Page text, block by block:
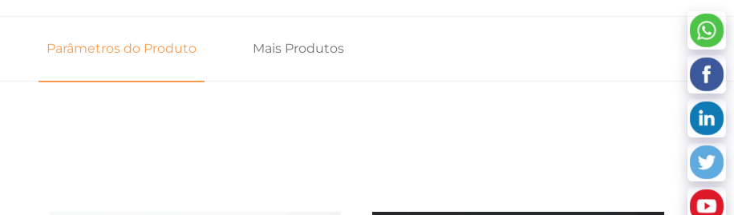
Parâmetros do Produto Mais Produtos